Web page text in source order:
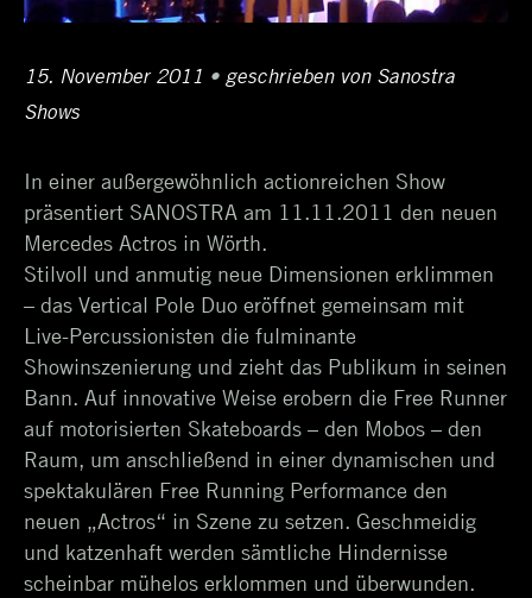
Posted
on
15. November 2011 12.
• Author
geschrieben von Sanostra
Shows
In einer außergewöhnlich actionreichen Show
präsentiert SANOSTRA am 11.11.2011 den neuen
Mercedes Actros in Wörth.
Stilvoll und anmutig neue Dimensionen erklimmen
– das Vertical Pole Duo eröffnet gemeinsam mit
Live-Percussionisten die fulminante
Showinszenierung und zieht das Publikum in seinen
Bann. Auf innovative Weise erobern die Free Runner
auf motorisierten Skateboards – den Mobos – den
Raum, um anschließend in einer dynamischen und
spektakulären Free Running Performance den
neuen „Actros“ in Szene zu setzen. Geschmeidig
und katzenhaft werden sämtliche Hindernisse
scheinbar mühelos erklommen und überwunden.